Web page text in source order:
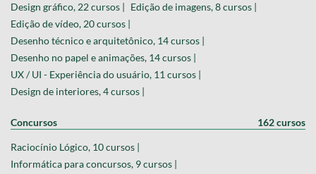
Design gráfico, 22 cursos | Edição de imagens, 8 cursos |
Edição de vídeo, 20 cursos |
Desenho técnico e arquitetônico, 14 cursos |
Desenho no papel e animações, 14 cursos |
UX / UI - Experiência do usuário, 11 cursos |
Design de interiores, 4 cursos |
Concursos 162 cursos
Raciocínio Lógico, 10 cursos |
Informática para concursos, 9 cursos |